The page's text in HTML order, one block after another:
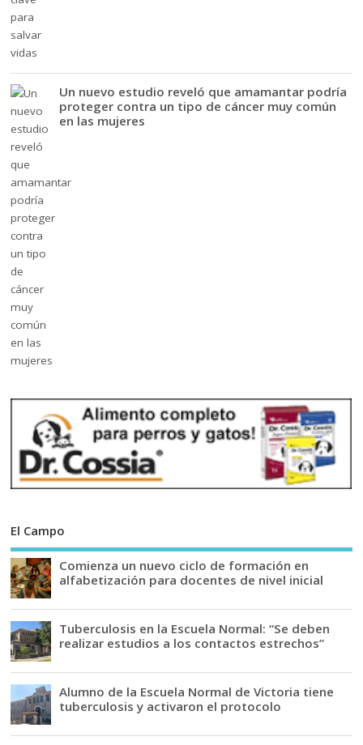
Un nuevo estudio reveló que amamantar podría
proteger contra un tipo de cáncer muy común
en las mujeres
El Campo
Comienza un nuevo ciclo de formación en
alfabetización para docentes de nivel inicial
Tuberculosis en la Escuela Normal: “Se deben
realizar estudios a los contactos estrechos”
Alumno de la Escuela Normal de Victoria tiene
tuberculosis y activaron el protocolo